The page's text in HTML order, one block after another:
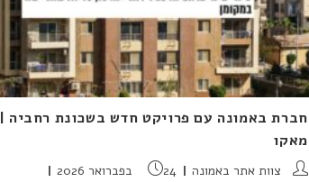
חברת באמונה עם פרויקט חדש בשכונת רחביה |
מאקו
מחבר:צוות אתר באמונה פורסם:
24 בפברואר 2026